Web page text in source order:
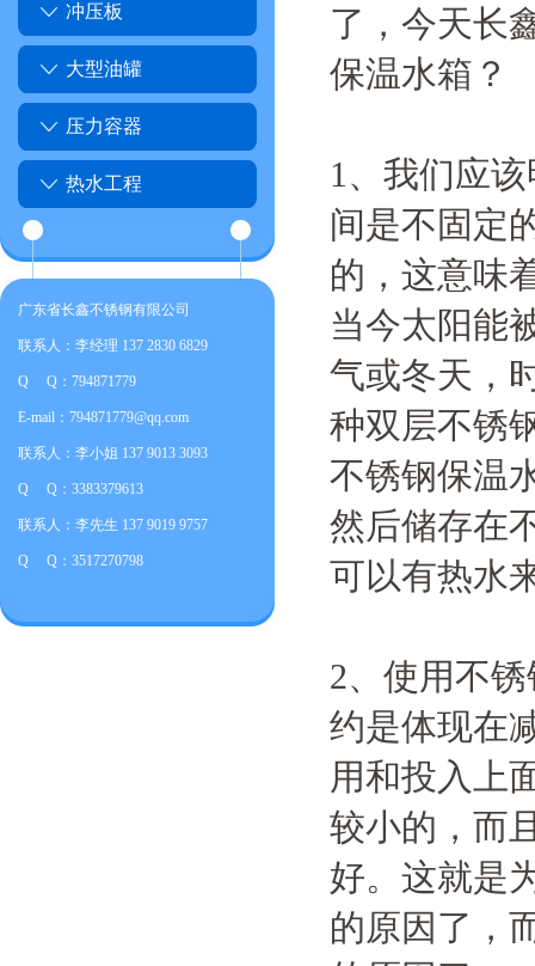
冲压板
大型油罐
压力容器
热水工程
广东省长鑫不锈钢有限公司
联系人：李经理 137 2830 6829
Q Q：794871779
E-mail：794871779@qq.com
联系人：李小姐 137 9013 3093
Q Q：3383379613
联系人：李先生 137 9019 9757
Q Q：3517270798
了，今天长
保温水箱？
1、我们应
间是不固定
的，这意味
当今太阳能
气或冬天，
种双层不锈
不锈钢保温
然后储存在
可以有热水
2、使用不
约是体现在
用和投入上
较小的，而
好。这就是
的原因了，